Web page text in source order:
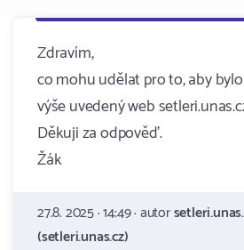
Zdravím,
co mohu udělat pro to, aby
výše uvedený web
Děkuji za odpověď.
Žák
27.8. 2025 · 14:49 · autor
(setleri.unas.cz)